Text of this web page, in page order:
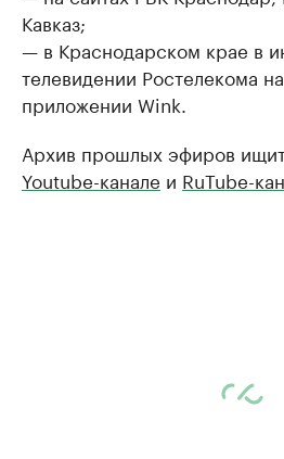
Кавказ;
— в Краснодарском крае в
телевидении Ростелекома
приложении Wink.
Архив прошлых эфиров
Youtube-канале и RuTube-